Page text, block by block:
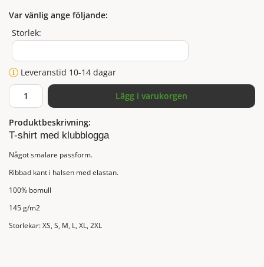
Var vänlig ange följande:
Storlek:
Leveranstid 10-14 dagar
Lägg i varukorgen
Produktbeskrivning:
T-shirt med klubblogga
Något smalare passform.
Ribbad kant i halsen med elastan.
100% bomull
145 g/m2
Storlekar: XS, S, M, L, XL, 2XL